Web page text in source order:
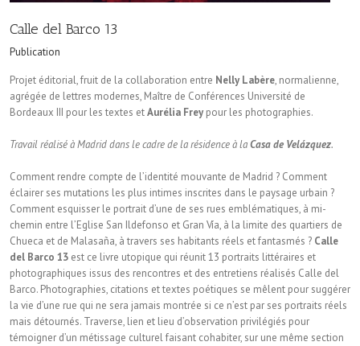
Calle del Barco 13
Publication
Projet éditorial, fruit de la collaboration entre Nelly Labère, nor­malienne,
agrégée de lettres modernes, Maître de Conférences Université de
Bordeaux III pour les textes etAurélia Frey pour les photographies.
Travail réalisé à Madrid dans le cadre de la résidence à laCasa de Velázquez.
Comment rendre compte de l’identité mouvante de Madrid ? Comment
éclairer ses mutations les plus intimes inscrites dans le paysage urbain ?
Comment esquisser le portrait d’une de ses rues emblématiques, à mi-
chemin entre l’Eglise San Ildefonso et Gran Vía, à la limite des quartiers de
Chueca et de Malasaña, à travers ses habitants réels et fantasmés ? Calle
del Barco 13 est ce livre utopique qui réunit 13 portraits littéraires et
photographiques issus des rencontres et des entretiens réalisés Calle del
Barco. Photographies, citations et textes poétiques se mêlent pour suggérer
la vie d’une rue qui ne sera jamais montrée si ce n’est par ses portraits réels
mais détournés. Traverse, lien et lieu d’observation privilégiés pour
témoigner d’un métissage culturel faisant cohabiter, sur une même section